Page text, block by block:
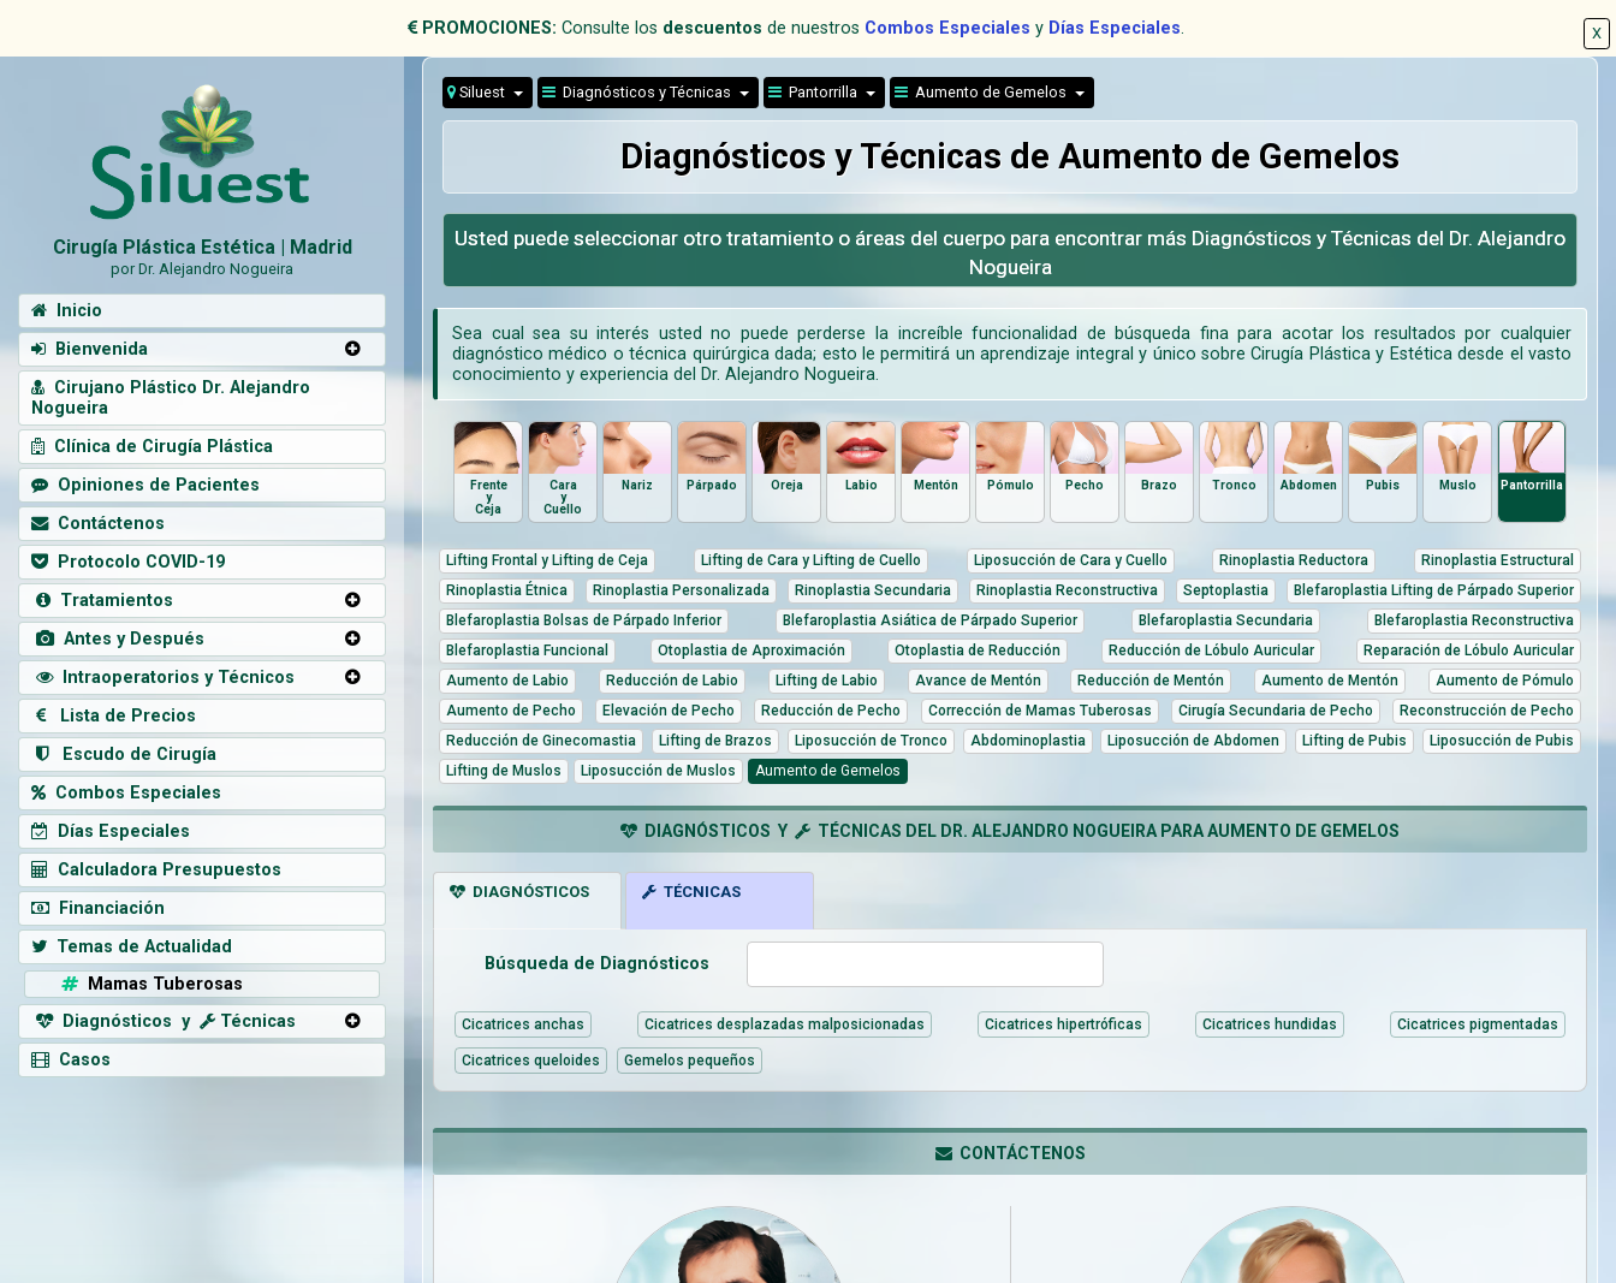
X
PROMOCIONES: Consulte los descuentos de nuestros Combos Especiales y Días Especiales.
Siluest Diagnósticos y Técnicas Pantorrilla Aumento de Gemelos
Diagnósticos y Técnicas de Aumento de Gemelos
Usted puede seleccionar otro tratamiento o áreas del cuerpo para encontrar más Diagnósticos y Técnicas del Dr. Alejandro
Nogueira
Sea cual sea su interés usted no puede perderse la increíble funcionalidad de búsqueda fina para acotar los resultados por cualquier
diagnóstico médico o técnica quirúrgica dada; esto le permitirá un aprendizaje integral y único sobre Cirugía Plástica y Estética desde el vasto
conocimiento y experiencia del Dr. Alejandro Nogueira.
Frente
y
Ceja
Cara
y
Cuello
Nariz Párpado Oreja Labio Mentón Pómulo Pecho Brazo Tronco Abdomen Pubis Muslo Pantorrilla
Lifting Frontal y Lifting de Ceja Lifting de Cara y Lifting de Cuello Liposucción de Cara y Cuello Rinoplastia Reductora
Rinoplastia Estructural
Rinoplastia Étnica
Rinoplastia Personalizada Rinoplastia Secundaria Rinoplastia Reconstructiva Septoplastia
Blefaroplastia Lifting de Párpado Superior
Blefaroplastia Bolsas de Párpado Inferior
Blefaroplastia Asiática de Párpado Superior Blefaroplastia Secundaria
Blefaroplastia Reconstructiva
Blefaroplastia Funcional
Otoplastia de Aproximación Otoplastia de Reducción Reducción de Lóbulo Auricular
Reparación de Lóbulo Auricular
Aumento de Labio
Reducción de Labio Lifting de Labio Avance de Mentón Reducción de Mentón Aumento de Mentón
Aumento de Pómulo
Aumento de Pecho
Elevación de Pecho Reducción de Pecho Corrección de Mamas Tuberosas Cirugía Secundaria de Pecho
Reconstrucción de Pecho
Reducción de Ginecomastia
Lifting de Brazos Liposucción de Tronco Abdominoplastia Liposucción de Abdomen Lifting de Pubis
Liposucción de Pubis
Lifting de Muslos
Liposucción de Muslos Aumento de Gemelos
DIAGNÓSTICOS Y TÉCNICAS DEL DR. ALEJANDRO NOGUEIRA PARA AUMENTO DE GEMELOS
DIAGNÓSTICOS TÉCNICAS
Búsqueda de Diagnósticos
Cicatrices anchas Cicatrices desplazadas malposicionadas Cicatrices hipertróficas Cicatrices hundidas Cicatrices pigmentadas
Cicatrices queloides Gemelos pequeños
CONTÁCTENOS
Cirugía Plástica Estética | Madrid
por Dr. Alejandro Nogueira
Inicio
Bienvenida
Cirujano Plástico Dr. Alejandro
Nogueira
Clínica de Cirugía Plástica
Opiniones de Pacientes
Contáctenos
Protocolo COVID-19
Tratamientos
Antes y Después
Intraoperatorios y Técnicos
Lista de Precios
Escudo de Cirugía
Combos Especiales
Días Especiales
Calculadora Presupuestos
Financiación
Temas de Actualidad
Mamas Tuberosas
Diagnósticos y
Técnicas
Casos